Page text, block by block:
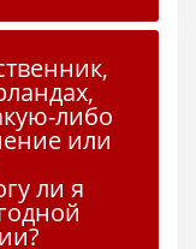
либо
или
ли я